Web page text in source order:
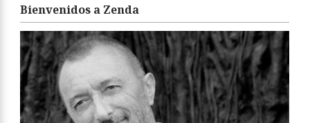
Bienvenidos a Zenda